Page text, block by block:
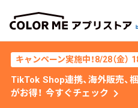
キャンペーン実施中！8/28（金）
TikTok Shop連携、海外販売、
がお得！ 今すぐチェック chevron_right